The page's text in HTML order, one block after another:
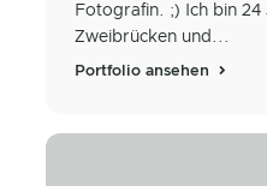
Fotografin. ;) Ich bin
Zweibrücken und...
Portfolio ansehen